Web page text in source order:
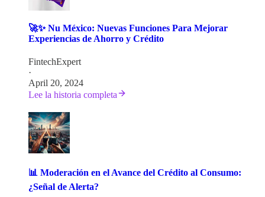
🚀✨ Nu México: Nuevas Funciones Para Mejorar
Experiencias de Ahorro y Crédito
FintechExpert
·
April 20, 2024
Lee la historia completa
📊 Moderación en el Avance del Crédito al Consumo:
¿Señal de Alerta?